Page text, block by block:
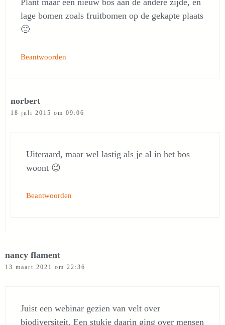
lage bomen zoals fruitbomen op de gekapte plaats
🙂
Beantwoorden
norbert
18 juli 2015 om 09:06
Uiteraard, maar wel lastig als je al in het bos
woont 😉
Beantwoorden
nancy flament
13 maart 2021 om 22:36
Juist een webinar gezien van velt over
biodiversiteit. Een stukje daarin ging over mensen